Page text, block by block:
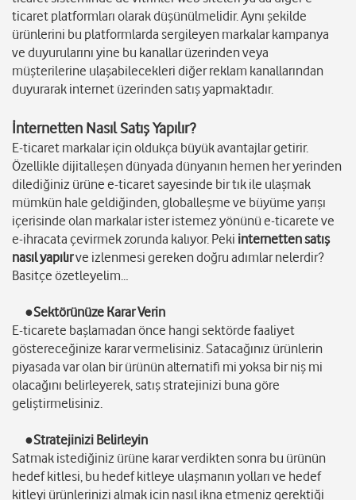
ticaret platformları olarak düşünülmelidir. Aynı şekilde
ürünlerini bu platformlarda sergileyen markalar kampanya
ve duyurularını yine bu kanallar üzerinden veya
müşterilerine ulaşabilecekleri diğer reklam kanallarından
duyurarak internet üzerinden satış yapmaktadır.
İnternetten Nasıl Satış Yapılır?
E-ticaret markalar için oldukça büyük avantajlar getirir.
Özellikle dijitalleşen dünyada dünyanın hemen her yerinden
dilediğiniz ürüne e-ticaret sayesinde bir tık ile ulaşmak
mümkün hale geldiğinden, globalleşme ve büyüme yarışı
içerisinde olan markalar ister istemez yönünü e-ticarete ve
e-ihracata çevirmek zorunda kalıyor. Peki internetten satış
nasıl yapılırve izlenmesi gereken doğru adımlar nelerdir?
Basitçe özetleyelim…
●Sektörünüze Karar Verin
E-ticarete başlamadan önce hangi sektörde faaliyet
göstereceğinize karar vermelisiniz. Satacağınız ürünlerin
piyasada var olan bir ürünün alternatifi mi yoksa bir niş mi
olacağını belirleyerek, satış stratejinizi buna göre
geliştirmelisiniz.
●Stratejinizi Belirleyin
Satmak istediğiniz ürüne karar verdikten sonra bu ürünün
hedef kitlesi, bu hedef kitleye ulaşmanın yolları ve hedef
kitleyi ürünlerinizi almak için nasıl ikna etmeniz gerektiği